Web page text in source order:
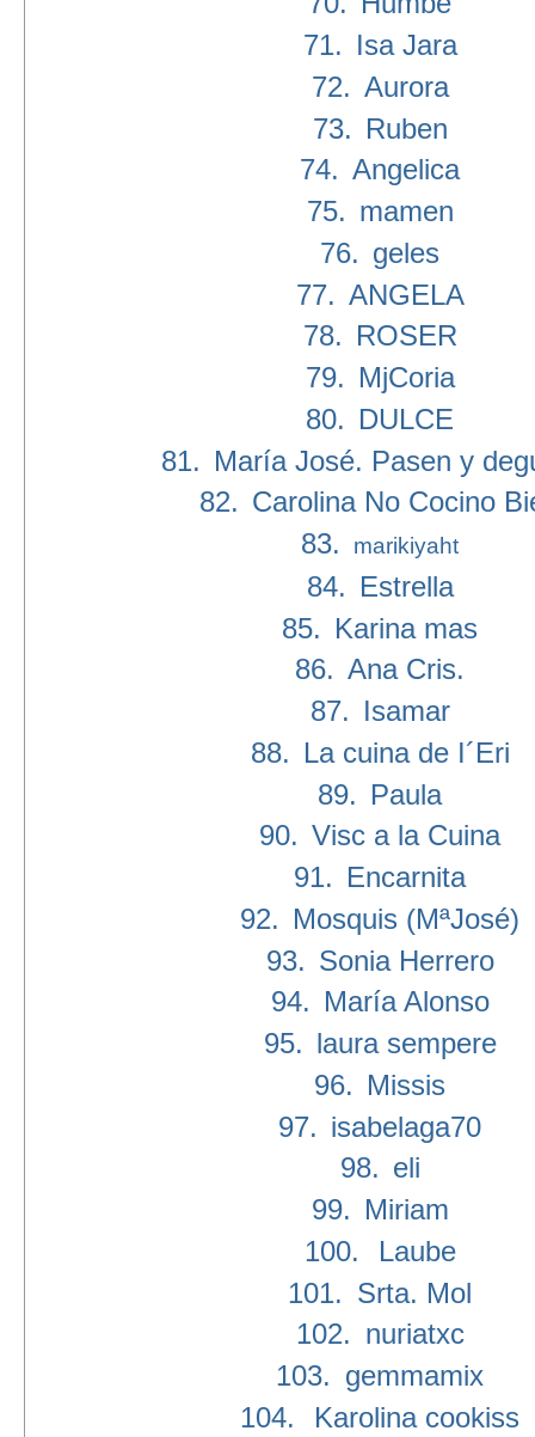
71. Isa Jara
72. Aurora
73. Ruben
74. Angelica
75. mamen
76. geles
77. ANGELA
78. ROSER
79. MjCoria
80. DULCE
81. María José. Pasen y
82. Carolina No Cocino
83.
marikiyaht
84. Estrella
85. Karina mas
86. Ana Cris.
87. Isamar
88. La cuina de I´Eri
89. Paula
90. Visc a la Cuina
91. Encarnita
92. Mosquis (MªJosé)
93. Sonia Herrero
94. María Alonso
95. laura sempere
96. Missis
97. isabelaga70
98. eli
99. Miriam
100.
Laube
101. Srta. Mol
102. nuriatxc
103. gemmamix
104.
Karolina cookiss